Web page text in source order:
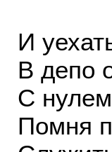
И
В депо
С
Помня